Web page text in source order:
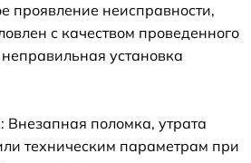
проявление неисправности,
с качеством проведенного
установка
поломка, утрата
техническим параметрам при